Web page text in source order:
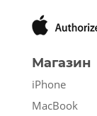
Магазин
iPhone
MacBook